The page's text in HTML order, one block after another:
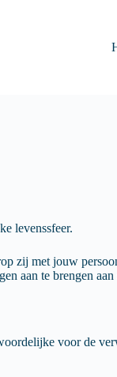
levenssfeer.
met jouw
aan te brengen
voor de